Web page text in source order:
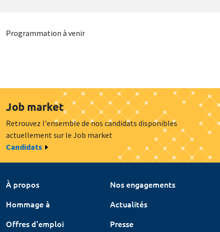
Programmation à venir
Job market
Retrouvez l'ensemble de nos candidats disponibles
actuellement sur le Job market
Candidats
À propos
Nos engagements
Hommage à
Actualités
Offres d'emploi
Presse